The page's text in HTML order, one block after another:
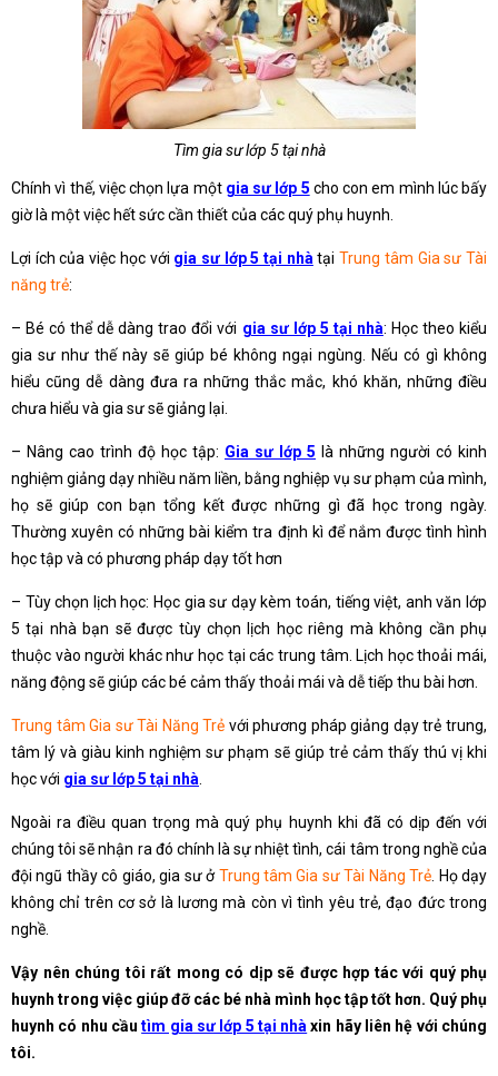
Tìm gia sư lớp 5 tại nhà
Chính vì thế, việc chọn lựa một gia sư lớp 5 cho con em mình lúc bấy
giờ là một việc hết sức cần thiết của các quý phụ huynh.
Lợi ích của việc học với gia sư lớp 5 tại nhà tạiTrung tâm Gia sư Tài
năng trẻ:
– Bé có thể dễ dàng trao đổi với gia sư lớp 5 tại nhà: Học theo kiểu
gia sư như thế này sẽ giúp bé không ngại ngùng. Nếu có gì không
hiểu cũng dễ dàng đưa ra những thắc mắc, khó khăn, những điều
chưa hiểu và gia sư sẽ giảng lại.
– Nâng cao trình độ học tập: Gia sư lớp 5 là những người có kinh
nghiệm giảng dạy nhiều năm liền, bằng nghiệp vụ sư phạm của mình,
họ sẽ giúp con bạn tổng kết được những gì đã học trong ngày.
Thường xuyên có những bài kiểm tra định kì để nắm được tình hình
học tập và có phương pháp dạy tốt hơn
– Tùy chọn lịch học: Học gia sư dạy kèm toán, tiếng việt, anh văn lớp
5 tại nhà bạn sẽ được tùy chọn lịch học riêng mà không cần phụ
thuộc vào người khác như học tại các trung tâm. Lịch học thoải mái,
năng động sẽ giúp các bé cảm thấy thoải mái và dễ tiếp thu bài hơn.
Trung tâm Gia sư Tài Năng Trẻ với phương pháp giảng dạy trẻ trung,
tâm lý và giàu kinh nghiệm sư phạm sẽ giúp trẻ cảm thấy thú vị khi
học với gia sư lớp 5 tại nhà
Ngoài ra điều quan trọng mà quý phụ huynh khi đã có dịp đến với
chúng tôi sẽ nhận ra đó chính là sự nhiệt tình, cái tâm trong nghề của
đội ngũ thầy cô giáo, gia sư ởTrung tâm Gia sư Tài Năng Trẻ . Họ dạy
không chỉ trên cơ sở là lương mà còn vì tình yêu trẻ, đạo đức trong
nghề.
Vậy nên chúng tôi rất mong có dịp sẽ được hợp tác với quý phụ
huynh trong việc giúp đỡ các bé nhà mình học tập tốt hơn. Quý phụ
huynh có nhu cầutìm gia sư lớp 5 tại nhà xin hãy liên hệ với chúng
tôi.